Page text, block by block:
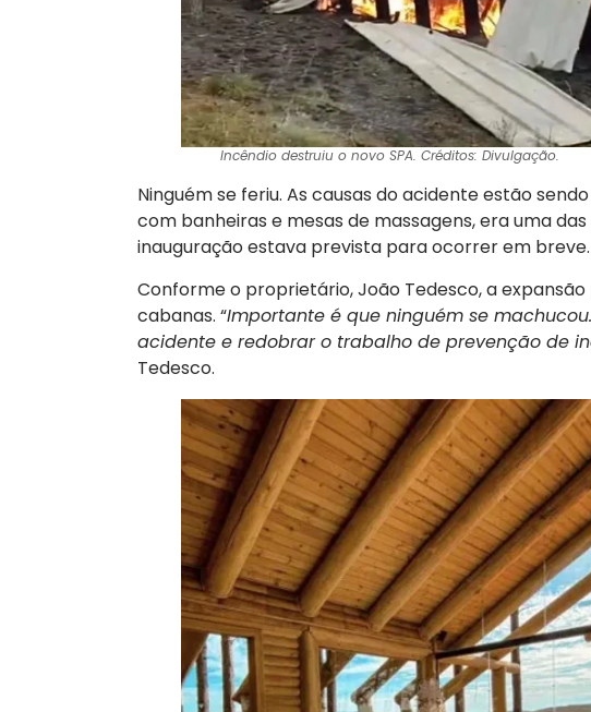
Incêndio destruiu o novo SPA. Créditos: Divulgação.
Ninguém se feriu. As causas do acidente estão
com banheiras e mesas de massagens, era uma
inauguração estava prevista para ocorrer em breve.
Conforme o proprietário, João Tedesco, a
cabanas. “Importante é que ninguém se
acidente e redobrar o trabalho de prevenção de
Tedesco.